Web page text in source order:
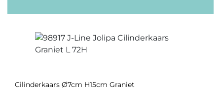
Cilinderkaars Ø7cm H15cm Graniet